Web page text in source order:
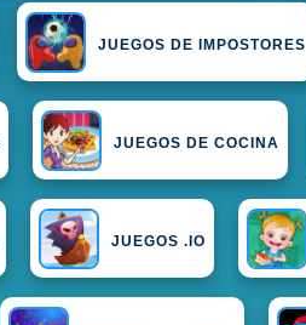
JUEGOS DE IMPOSTORES
JUEGOS DE COCINA
JUEGOS .IO